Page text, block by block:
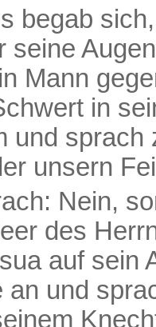
begab
seine
Mann
in
und sprach
unsern
Nein,
des
auf sein
an und